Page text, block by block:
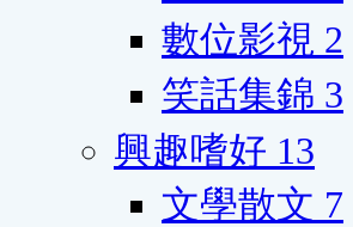
數位影視 2
笑話集錦 3
興趣嗜好 13
文學散文 7